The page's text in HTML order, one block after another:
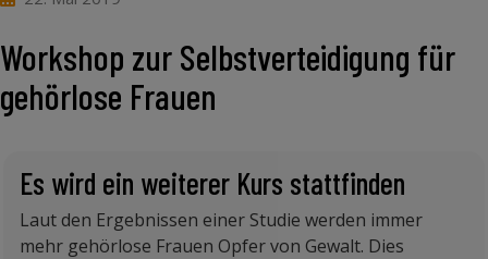
Workshop zur Selbstverteidigung für
gehörlose Frauen
Es wird ein weiterer Kurs stattfinden
Laut den Ergebnissen einer Studie werden immer
mehr gehörlose Frauen Opfer von Gewalt. Dies